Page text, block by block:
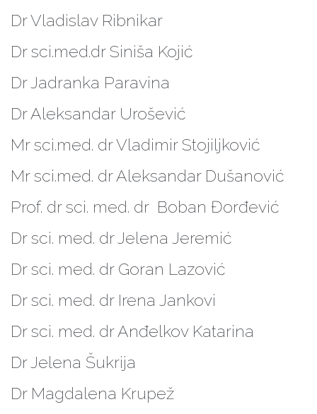
Dr Vladislav Ribnikar
Dr sci.med.dr Siniša Kojić
Dr Jadranka Paravina
Dr Aleksandar Urošević
Mr sci.med. dr Vladimir Stojiljković
Mr sci.med. dr Aleksandar Dušanović
Prof. dr sci. med. dr Boban Đorđević
Dr sci. med. dr Jelena Jeremić
Dr sci. med. dr Goran Lazović
Dr sci. med. dr Irena Jankovi
Dr sci. med. dr Anđelkov Katarina
Dr Jelena Šukrija
Dr Magdalena Krupež